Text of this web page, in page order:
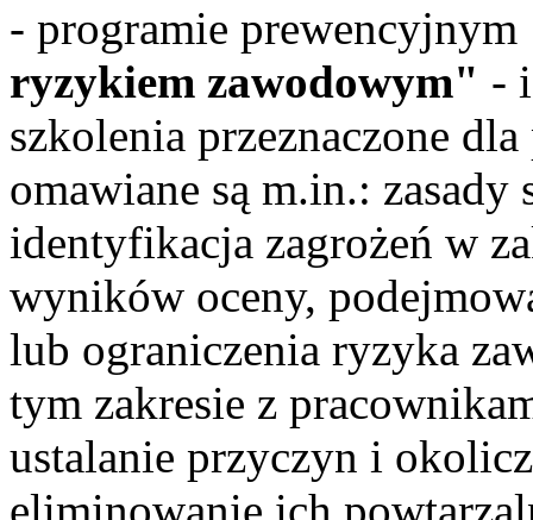
- programie
ryzykiem zawodowym" -
szkolenia przeznaczone
omawiane są m.in.:
identyfikacja zagrożeń w
wyników oceny,
lub ograniczenia ryzyka
tym zakresie z
ustalanie przyczyn i
eliminowanie ich